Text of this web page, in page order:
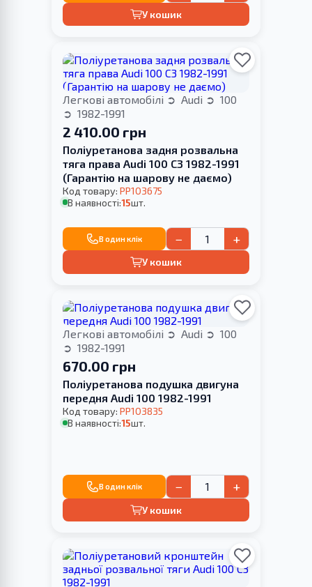
У кошик
Легкові автомобілі Audi
100
1982-1991
2 410.00 грн
Поліуретанова задня розвальна
тяга права Audi 100 С3 1982-1991
(Гарантію на шарову не даємо)
Код товару: PP103675
В наявності:15шт.
В один клік − +
У кошик
Легкові автомобілі Audi
100
1982-1991
670.00 грн
Поліуретанова подушка двигуна
передня Audi 100 1982-1991
Код товару: PP103835
В наявності:15шт.
В один клік − +
У кошик